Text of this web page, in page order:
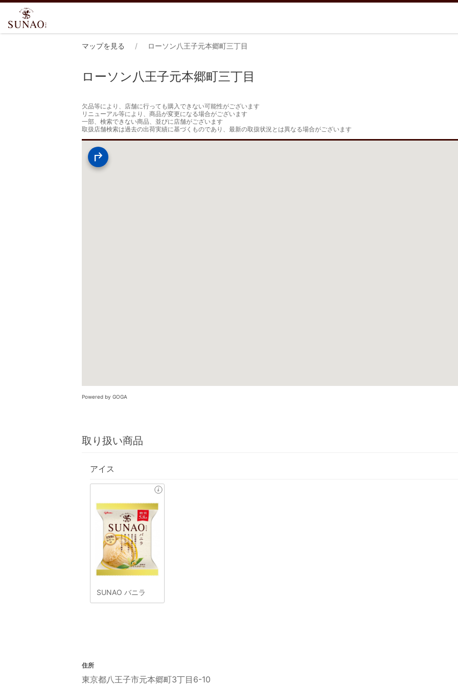
マップを見る ローソン八王子元本郷町三丁目
ローソン八王子元本郷町三丁目
欠品等により、店舗に行っても購入できない可能性がございます
リニューアル等により、商品が変更になる場合がございます
一部、検索できない商品、並びに店舗がございます
取扱店舗検索は過去の出荷実績に基づくものであり、最新の取扱状況とは異なる場合がございます
Powered by GOGA
取り扱い商品
アイス
SUNAO バニラ
住所
東京都八王子市元本郷町3丁目6-10